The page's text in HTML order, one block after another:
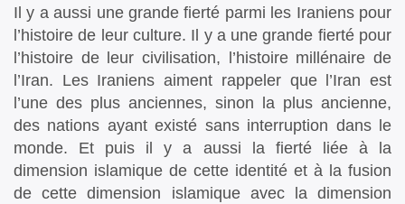
Il y a aussi une grande fierté parmi les Iraniens pour
l’histoire de leur culture. Il y a une grande fierté pour
l’histoire de leur civilisation, l’histoire millénaire de
l’Iran. Les Iraniens aiment rappeler que l’Iran est
l’une des plus anciennes, sinon la plus ancienne,
des nations ayant existé sans interruption dans le
monde. Et puis il y a aussi la fierté liée à la
dimension islamique de cette identité et à la fusion
de cette dimension islamique avec la dimension